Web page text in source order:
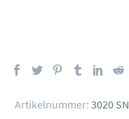
Artikelnummer: 3020 SN